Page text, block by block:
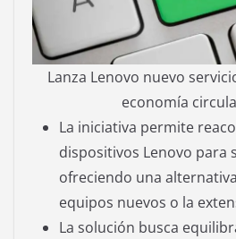
Lanza Lenovo nuevo
economía
La iniciativa permite
dispositivos Lenovo para
ofreciendo una
equipos nuevos o la
La solución busca